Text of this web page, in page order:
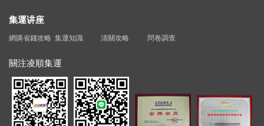
集運讲座
網購省錢攻略 集運知識 清關攻略 問卷調查
關注凌順集運